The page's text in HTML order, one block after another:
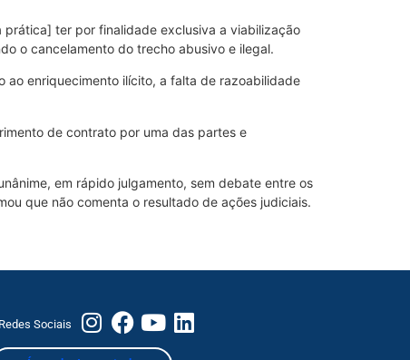
prática] ter por finalidade exclusiva a viabilização
o cancelamento do trecho abusivo e ilegal.
ao enriquecimento ilícito, a falta de razoabilidade
de contrato por uma das partes e
em rápido julgamento, sem debate entre os
que não comenta o resultado de ações judiciais.
Redes Sociais